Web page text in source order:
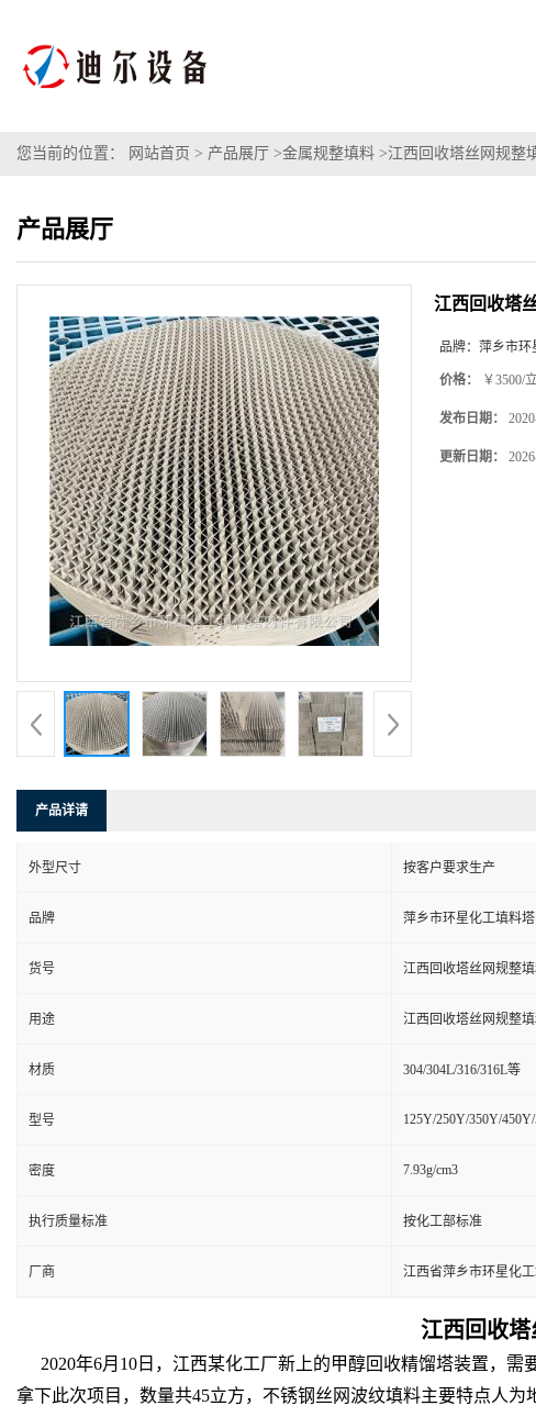
您当前的位置： 网站首页 > 产品展厅 >金属规整填料 >江西回收塔丝网规整
产品展厅
江西回收塔
品牌： 萍乡市环
价格： ￥3500/
发布日期：
更新日期：
产品详请
外型尺寸 按客户要求生产
品牌 萍乡市环星化工填料塔
货号 江西回收塔丝网规整
用途 江西回收塔丝网规整
材质 304/304L/316/316L等
型号 125Y/250Y/350Y/
密度 7.93g/cm3
执行质量标准 按化工部标准
厂商 江西省萍乡市环星化
江西回收塔
2020年6月10日，江西某化工厂新上的甲醇回收精馏塔装置，
拿下此次项目，数量共45立方，不锈钢丝网波纹填料主要特点人